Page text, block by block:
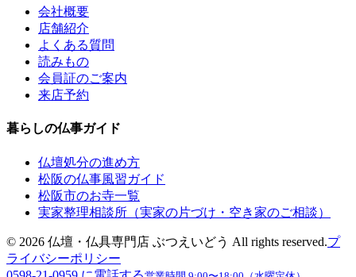
会社概要
店舗紹介
よくある質問
読みもの
会員証のご案内
来店予約
暮らしの仏事ガイド
仏壇処分の進め方
松阪の仏事風習ガイド
松阪市のお寺一覧
実家整理相談所（実家の片づけ・空き家のご相談）
© 2026 仏壇・仏具専門店 ぶつえいどう All rights reserved.プ
ライバシーポリシー